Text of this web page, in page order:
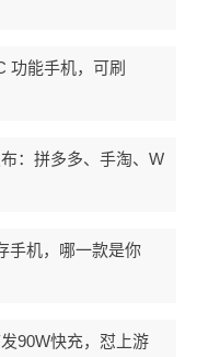
功能手机，可刷
：拼多多、手淘、W
手机，哪一款是你
90W快充，怼上游